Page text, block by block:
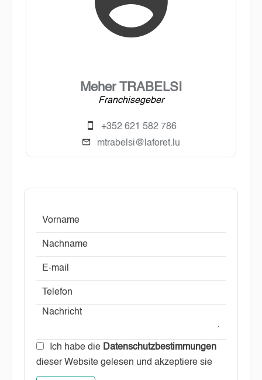
Meher TRABELSI
Franchisegeber
+352 621 582 786
mtrabelsi@laforet.lu
Ich habe die Datenschutzbestimmungen
dieser Website gelesen und akzeptiere sie